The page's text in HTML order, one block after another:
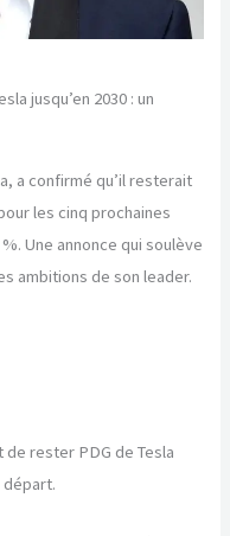
jusqu’en 2030 : un
a confirmé qu’il resterait
les cinq prochaines
Une annonce qui soulève
ambitions de son leader.
de rester PDG de Tesla
départ.